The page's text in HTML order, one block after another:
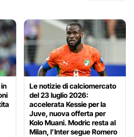
Le notizie di calciomercato
del 23 luglio 2026:
accelerata Kessie per la
Juve, nuova offerta per
Kolo Muani. Modric resta al
Milan, l’Inter segue Romero